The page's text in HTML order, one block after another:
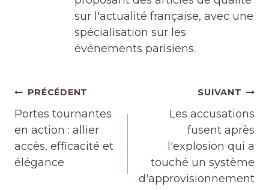
sur l'actualité française, avec une
spécialisation sur les
événements parisiens.
Navigation
de
l’article
PRÉCÉDENT
Portes tournantes
en action : allier
accès, efficacité et
élégance
SUIVANT
Les accusations
fusent après
l'explosion qui a
touché un système
d'approvisionnement